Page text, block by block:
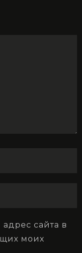
сайта в
моих